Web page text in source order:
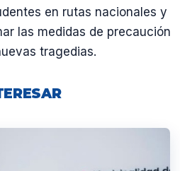
en rutas nacionales y
las medidas de precaución
tragedias.